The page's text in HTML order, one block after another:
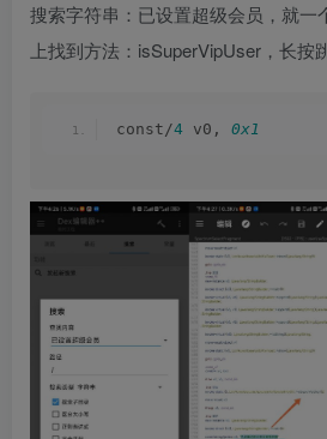
搜索字符串：已设置超级会员，就一
上找到方法：isSuperVipUser，长按
const/4 v0, 0x1